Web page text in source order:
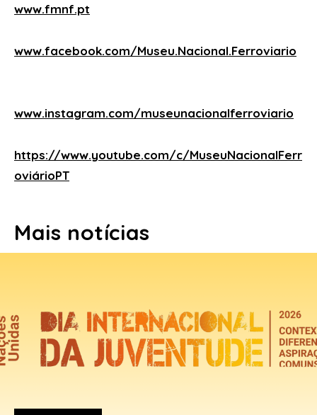
www.fmnf.pt
www.facebook.com/Museu.Nacional.Ferroviario
www.instagram.com/museunacionalferroviario
https://www.youtube.com/c/MuseuNacionalFerr
oviárioPT
Mais notícias